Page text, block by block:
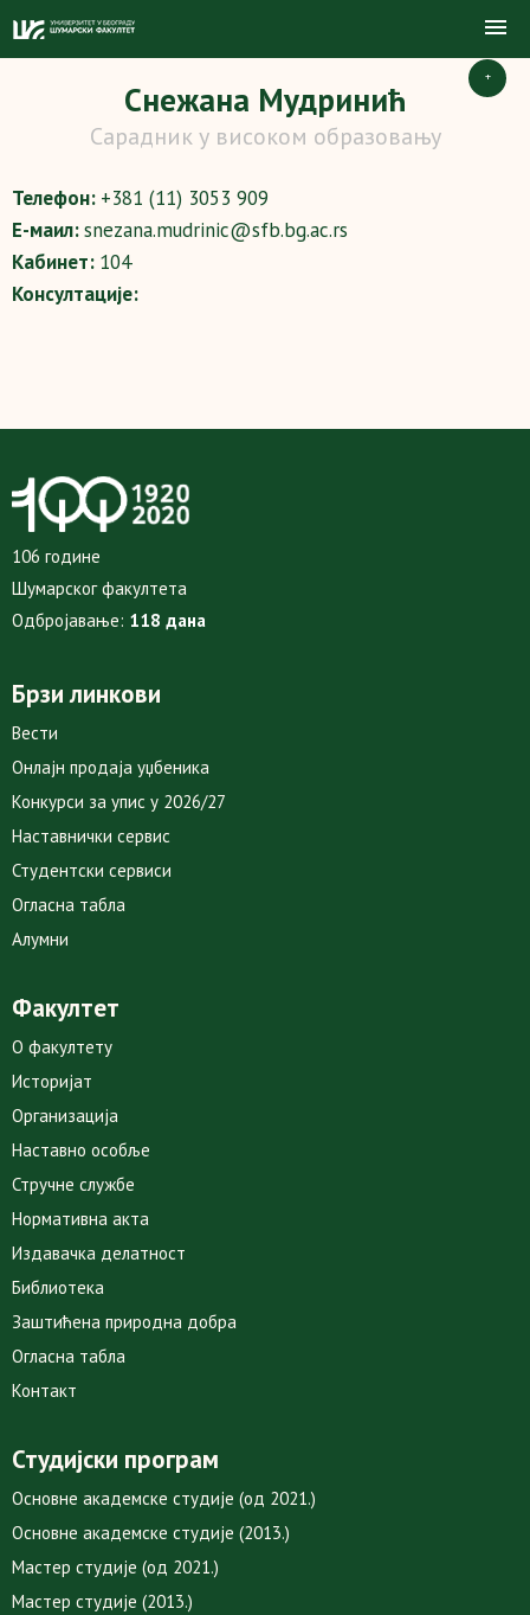
+
Снежана Мудринић
Сарадник у високом образовању
Телефон: +381 (11) 3053 909
Е-маил:snezana.mudrinic@sfb.bg.ac.rs
Кабинет: 104
Консултације:
106 године
Шумарског факултета
Одбројавање: 118 дана
Брзи линкови
Вести
Онлајн продаја уџбеника
Конкурси за упис у 2026/27
Наставнички сервис
Студентски сервиси
Огласна табла
Алумни
Факултет
О факултету
Историјат
Организација
Наставно особље
Стручне службе
Нормативна акта
Издавачка делатност
Библиотека
Заштићена природна добра
Огласна табла
Контакт
Студијски програм
Основне академске студије (од 2021.)
Основне академске студије (2013.)
Мастер студије (од 2021.)
Мастер студије (2013.)